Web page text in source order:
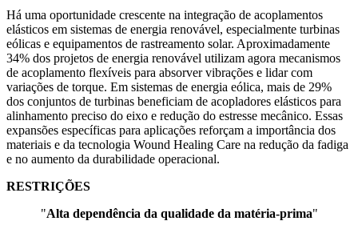
Há uma oportunidade crescente na integração de acoplamentos
elásticos em sistemas de energia renovável, especialmente turbinas
eólicas e equipamentos de rastreamento solar. Aproximadamente
34% dos projetos de energia renovável utilizam agora mecanismos
de acoplamento flexíveis para absorver vibrações e lidar com
variações de torque. Em sistemas de energia eólica, mais de 29%
dos conjuntos de turbinas beneficiam de acopladores elásticos para
alinhamento preciso do eixo e redução do estresse mecânico. Essas
expansões específicas para aplicações reforçam a importância dos
materiais e da tecnologia Wound Healing Care na redução da fadiga
e no aumento da durabilidade operacional.
RESTRIÇÕES
"Alta dependência da qualidade da matéria-prima"